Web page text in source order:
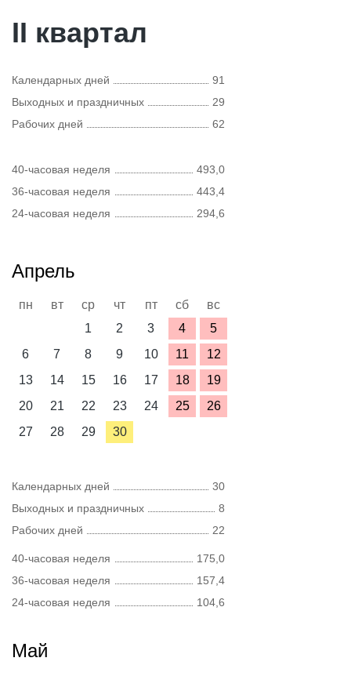
II квартал
Календарных дней
91
Выходных и праздничных
29
Рабочих дней
62
40-часовая неделя
493,0
36-часовая неделя
443,4
24-часовая неделя
294,6
Апрель
пн вт ср чт пт сб
вс
1
2 3 4
5
6
7 8 9 10 11
12
13
14 15 16 17 18
19
20
21 22 23 24 25
26
27
28 29 30
Календарных дней
30
Выходных и праздничных
8
Рабочих дней
22
40-часовая неделя
175,0
36-часовая неделя
157,4
24-часовая неделя
104,6
Май